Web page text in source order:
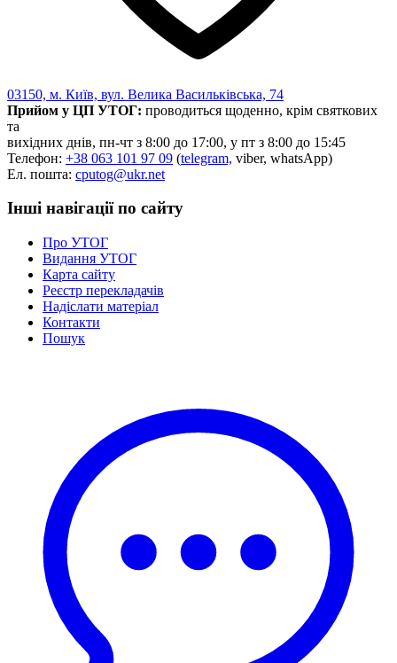
03150, м. Київ, вул. Велика Васильківська, 74
Прийом у ЦП УТОГ: проводиться щоденно, крім святкових
та
вихідних днів, пн-чт з 8:00 до 17:00, у пт з 8:00 до 15:45
Телефон: +38 063 101 97 09 (telegram, viber, whatsApp)
Ел. пошта: cputog@ukr.net
Інші навігації по сайту
Про УТОГ
Видання УТОГ
Карта сайту
Реєстр перекладачів
Надіслати матеріал
Контакти
Пошук